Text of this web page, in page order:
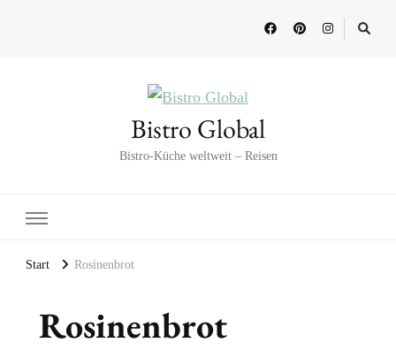
Bistro Global
Bistro-Küche weltweit – Reisen
Start Rosinenbrot
Rosinenbrot